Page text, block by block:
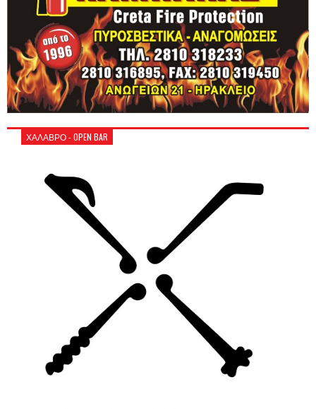
ΧΑΛΑΒΡΟ - OPEN BAR